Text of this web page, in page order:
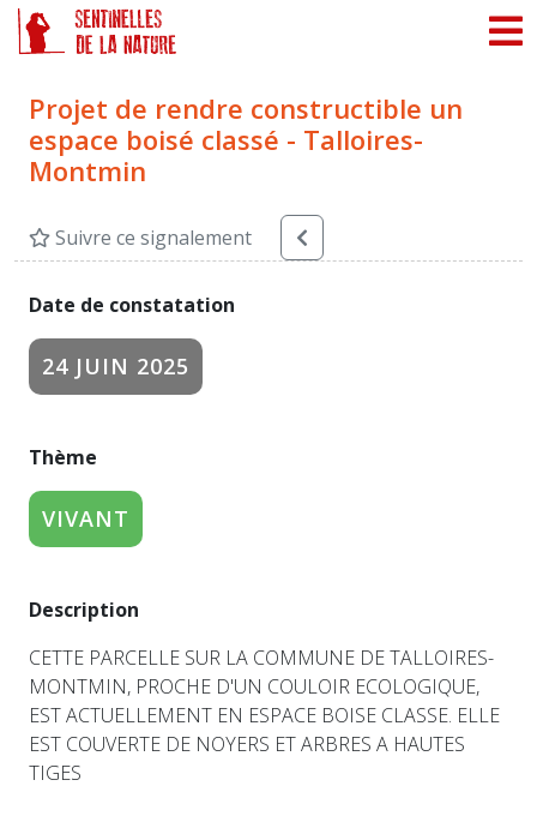
Projet de rendre constructible un
espace boisé classé - Talloires-
Montmin
Suivre ce signalement
Date de constatation
24 JUIN 2025
Thème
VIVANT
Description
CETTE PARCELLE SUR LA COMMUNE DE TALLOIRES-
MONTMIN, PROCHE D'UN COULOIR ECOLOGIQUE,
EST ACTUELLEMENT EN ESPACE BOISE CLASSE. ELLE
EST COUVERTE DE NOYERS ET ARBRES A HAUTES
TIGES
Panneau de gestion des cookies